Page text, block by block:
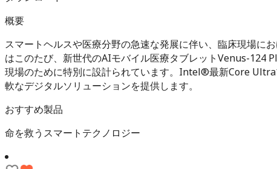
概要
スマートヘルスや医療分野の急速な発展に伴い、臨床現場に
はこのたび、新世代のAIモバイル医療タブレットVenus-124
現場のために特別に設計られています。Intel®最新Core
軟なデジタルソリューションを提供します。
おすすめ製品
命を救うスマートテクノロジー